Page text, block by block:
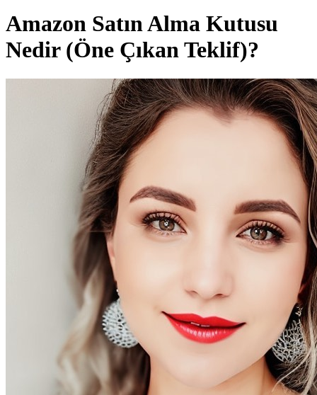
Amazon Satın Alma Kutusu
Nedir (Öne Çıkan Teklif)?